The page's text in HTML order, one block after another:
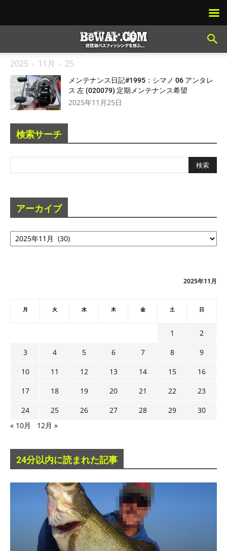
2025 11月 25
メンテナンス日記#1995：シマノ 06 アンタレ
ス 左 (020079) 定期メンテナンス希望
2025年11月25日
検索サーチ
アーカイブ
ア
ー
2025年11月
月 火 水 木 金 土 日
1
2
3
4 5 6 7 8
9
10
11 12 13 14 15
16
17
18 19 20 21 22
23
24
25 26 27 28 29
30
« 10月
12月 »
24分以内に読まれた記事